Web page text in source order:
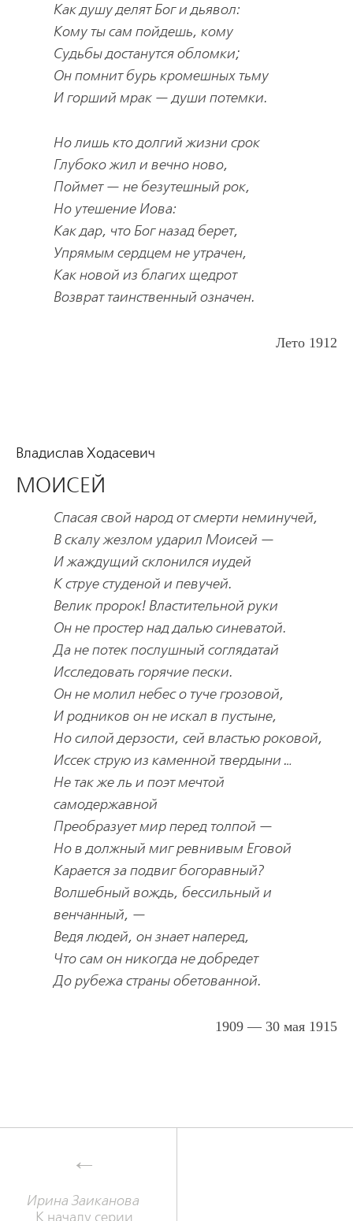
Как душу делят Бог и дьявол:
Кому ты сам пойдешь, кому
Судьбы достанутся обломки;
Он помнит бурь кромешных тьму
И горший мрак — души потемки.
Но лишь кто долгий жизни срок
Глубоко жил и вечно ново,
Поймет — не безутешный рок,
Но утешение Иова:
Как дар, что Бог назад берет,
Упрямым сердцем не утрачен,
Как новой из благих щедрот
Возврат таинственный означен.
Лето 1912
Владислав Ходасевич
МОИСЕЙ
Спасая свой народ от смерти неминучей,
В скалу жезлом ударил Моисей —
И жаждущий склонился иудей
К струе студеной и певучей.
Велик пророк! Властительной руки
Он не простер над далью синеватой.
Да не потек послушный соглядатай
Исследовать горячие пески.
Он не молил небес о туче грозовой,
И родников он не искал в пустыне,
Но силой дерзости, сей властью роковой,
Иссек струю из каменной твердыни …
Не так же ль и поэт мечтой
самодержавной
Преобразует мир перед толпой —
Но в должный миг ревнивым Еговой
Карается за подвиг богоравный?
Волшебный вождь, бессильный и
венчанный, —
Ведя людей, он знает наперед,
Что сам он никогда не добредет
До рубежа страны обетованной.
1909 — 30 мая 1915
Ирина Заиканова
К началу серии